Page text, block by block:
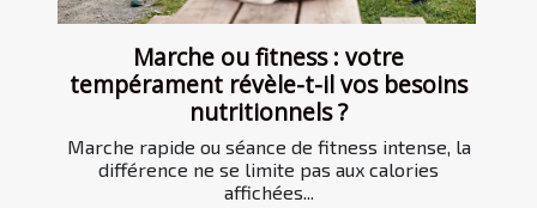
Marche ou fitness : votre
tempérament révèle-t-il vos besoins
nutritionnels ?
Marche rapide ou séance de fitness intense, la
différence ne se limite pas aux calories
affichées...